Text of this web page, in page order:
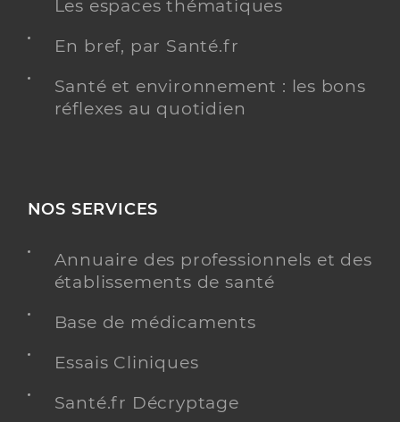
Les espaces thématiques
En bref, par Santé.fr
Santé et environnement : les bons
réflexes au quotidien
NOS SERVICES
Annuaire des professionnels et des
établissements de santé
Base de médicaments
Essais Cliniques
Santé.fr Décryptage